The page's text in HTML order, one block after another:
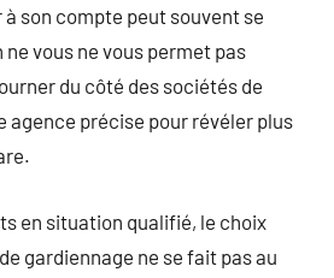
son compte peut souvent se
vous ne vous permet pas
du côté des sociétés de
agence précise pour révéler plus
en situation qualifié, le choix
gardiennage ne se fait pas au